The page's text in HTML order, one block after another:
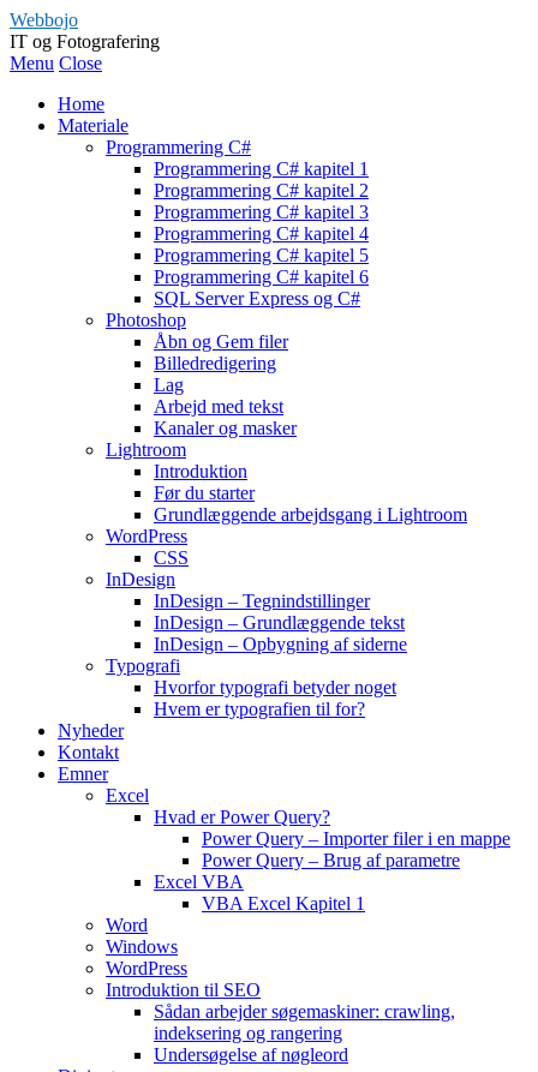
Webbojo
IT og Fotografering
Menu Close
Home
Materiale
Programmering C#
Programmering C# kapitel 1
Programmering C# kapitel 2
Programmering C# kapitel 3
Programmering C# kapitel 4
Programmering C# kapitel 5
Programmering C# kapitel 6
SQL Server Express og C#
Photoshop
Åbn og Gem filer
Billedredigering
Lag
Arbejd med tekst
Kanaler og masker
Lightroom
Introduktion
Før du starter
Grundlæggende arbejdsgang i Lightroom
WordPress
CSS
InDesign
InDesign – Tegnindstillinger
InDesign – Grundlæggende tekst
InDesign – Opbygning af siderne
Typografi
Hvorfor typografi betyder noget
Hvem er typografien til for?
Nyheder
Kontakt
Emner
Excel
Hvad er Power Query?
Power Query – Importer filer i en mappe
Power Query – Brug af parametre
Excel VBA
VBA Excel Kapitel 1
Word
Windows
WordPress
Introduktion til SEO
Sådan arbejder søgemaskiner: crawling,
indeksering og rangering
Undersøgelse af nøgleord